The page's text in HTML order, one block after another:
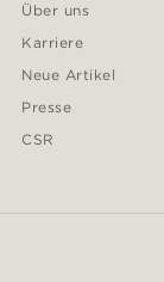
Über uns
Karriere
Neue Artikel
Presse
CSR